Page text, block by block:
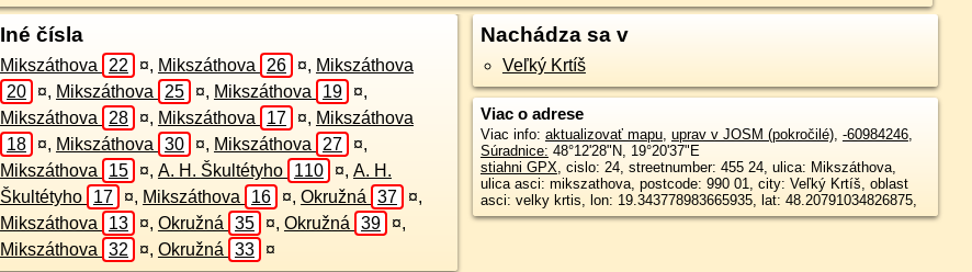
Iné čísla
Mikszáthova 22 ¤, Mikszáthova 26 ¤, Mikszáthova
20
¤, Mikszáthova 25 ¤, Mikszáthova 19 ¤,
Mikszáthova
28 ¤, Mikszáthova 17 ¤, Mikszáthova
18
¤, Mikszáthova 30 ¤, Mikszáthova 27 ¤,
Mikszáthova
15 ¤, A. H. Škultétyho 110 ¤, A. H.
Škultétyho
17 ¤, Mikszáthova 16 ¤, Okružná 37 ¤,
Mikszáthova
13 ¤, Okružná 35 ¤, Okružná 39 ¤,
Mikszáthova
32 ¤, Okružná 33 ¤
Nachádza sa v
Veľký Krtíš
Viac o adrese
Viac info: aktualizovať mapu, uprav v JOSM (pokročilé), -60984246,
Súradnice: 48°12'28"N, 19°20'37"E
stiahni GPX, cislo: 24, streetnumber: 455 24, ulica: Mikszáthova,
ulica asci: mikszathova, postcode: 990 01, city: Veľký Krtíš, oblast
asci: velky krtis, lon: 19.343778983665935, lat: 48.20791034826875,